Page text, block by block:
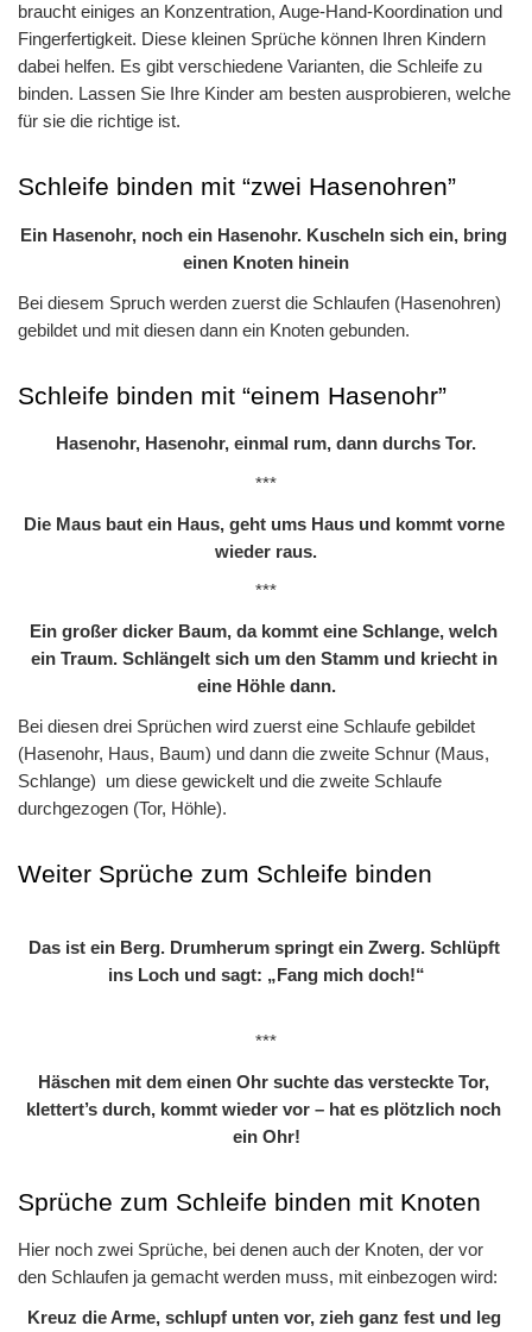
braucht einiges an Konzentration, Auge-Hand-Koordination und
Fingerfertigkeit. Diese kleinen Sprüche können Ihren Kindern
dabei helfen. Es gibt verschiedene Varianten, die Schleife zu
binden. Lassen Sie Ihre Kinder am besten ausprobieren, welche
für sie die richtige ist.
Schleife binden mit “zwei Hasenohren”
Ein Hasenohr, noch ein Hasenohr. Kuscheln sich ein, bring
einen Knoten hinein
Bei diesem Spruch werden zuerst die Schlaufen (Hasenohren)
gebildet und mit diesen dann ein Knoten gebunden.
Schleife binden mit “einem Hasenohr”
Hasenohr, Hasenohr, einmal rum, dann durchs Tor.
***
Die Maus baut ein Haus, geht ums Haus und kommt vorne
wieder raus.
***
Ein großer dicker Baum, da kommt eine Schlange, welch
ein Traum. Schlängelt sich um den Stamm und kriecht in
eine Höhle dann.
Bei diesen drei Sprüchen wird zuerst eine Schlaufe gebildet
(Hasenohr, Haus, Baum) und dann die zweite Schnur (Maus,
Schlange)  um diese gewickelt und die zweite Schlaufe
durchgezogen (Tor, Höhle).
Weiter Sprüche zum Schleife binden
Das ist ein Berg. Drumherum springt ein Zwerg. Schlüpft
ins Loch und sagt: „Fang mich doch!“
***
Häschen mit dem einen Ohr suchte das versteckte Tor,
klettert’s durch, kommt wieder vor – hat es plötzlich noch
ein Ohr!
Sprüche zum Schleife binden mit Knoten
Hier noch zwei Sprüche, bei denen auch der Knoten, der vor
den Schlaufen ja gemacht werden muss, mit einbezogen wird:
Kreuz die Arme, schlupf unten vor, zieh ganz fest und leg